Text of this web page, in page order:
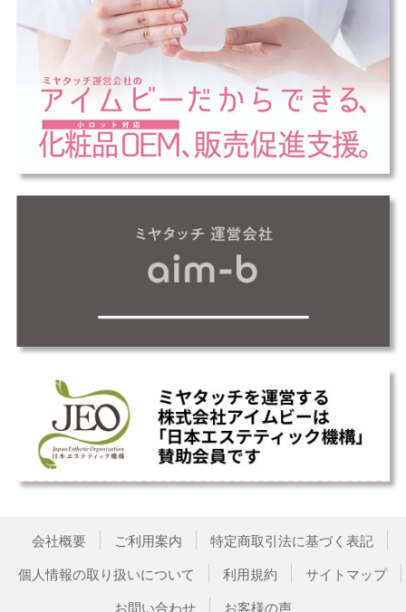
会社概要 ご利用案内
特定商取引法に基づく表記
個人情報の取り扱いについて
利用規約
サイトマップ
お問い合わせ
お客様の声